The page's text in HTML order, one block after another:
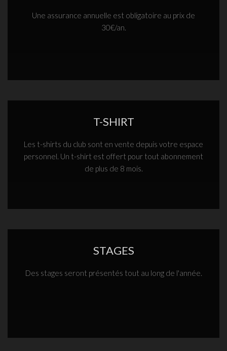
Une assurance annuelle est obligatoire au prix de
30€/an.
T-SHIRT
Les t-shirts du club sont en vente depuis votre espace
personnel. Un t-shirt est offert pour tout abonnement
de plus de 8 mois.
STAGES
Des stages seront présentés tout au long de l'année.